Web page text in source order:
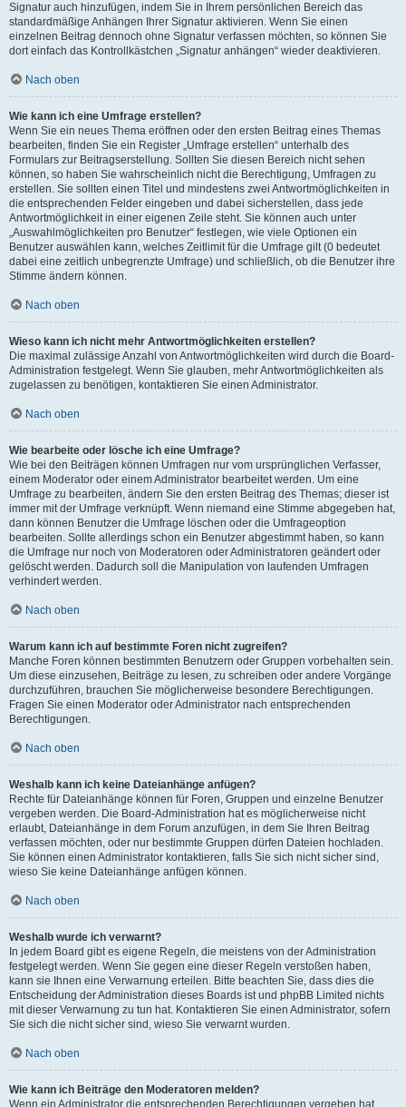
Signatur auch hinzufügen, indem Sie in Ihrem persönlichen Bereich das
standardmäßige Anhängen Ihrer Signatur aktivieren. Wenn Sie einen
einzelnen Beitrag dennoch ohne Signatur verfassen möchten, so können Sie
dort einfach das Kontrollkästchen „Signatur anhängen“ wieder deaktivieren.
Nach oben
Wie kann ich eine Umfrage erstellen?
Wenn Sie ein neues Thema eröffnen oder den ersten Beitrag eines Themas
bearbeiten, finden Sie ein Register „Umfrage erstellen“ unterhalb des
Formulars zur Beitragserstellung. Sollten Sie diesen Bereich nicht sehen
können, so haben Sie wahrscheinlich nicht die Berechtigung, Umfragen zu
erstellen. Sie sollten einen Titel und mindestens zwei Antwortmöglichkeiten in
die entsprechenden Felder eingeben und dabei sicherstellen, dass jede
Antwortmöglichkeit in einer eigenen Zeile steht. Sie können auch unter
„Auswahlmöglichkeiten pro Benutzer“ festlegen, wie viele Optionen ein
Benutzer auswählen kann, welches Zeitlimit für die Umfrage gilt (0 bedeutet
dabei eine zeitlich unbegrenzte Umfrage) und schließlich, ob die Benutzer ihre
Stimme ändern können.
Nach oben
Wieso kann ich nicht mehr Antwortmöglichkeiten erstellen?
Die maximal zulässige Anzahl von Antwortmöglichkeiten wird durch die Board-
Administration festgelegt. Wenn Sie glauben, mehr Antwortmöglichkeiten als
zugelassen zu benötigen, kontaktieren Sie einen Administrator.
Nach oben
Wie bearbeite oder lösche ich eine Umfrage?
Wie bei den Beiträgen können Umfragen nur vom ursprünglichen Verfasser,
einem Moderator oder einem Administrator bearbeitet werden. Um eine
Umfrage zu bearbeiten, ändern Sie den ersten Beitrag des Themas; dieser ist
immer mit der Umfrage verknüpft. Wenn niemand eine Stimme abgegeben hat,
dann können Benutzer die Umfrage löschen oder die Umfrageoption
bearbeiten. Sollte allerdings schon ein Benutzer abgestimmt haben, so kann
die Umfrage nur noch von Moderatoren oder Administratoren geändert oder
gelöscht werden. Dadurch soll die Manipulation von laufenden Umfragen
verhindert werden.
Nach oben
Warum kann ich auf bestimmte Foren nicht zugreifen?
Manche Foren können bestimmten Benutzern oder Gruppen vorbehalten sein.
Um diese einzusehen, Beiträge zu lesen, zu schreiben oder andere Vorgänge
durchzuführen, brauchen Sie möglicherweise besondere Berechtigungen.
Fragen Sie einen Moderator oder Administrator nach entsprechenden
Berechtigungen.
Nach oben
Weshalb kann ich keine Dateianhänge anfügen?
Rechte für Dateianhänge können für Foren, Gruppen und einzelne Benutzer
vergeben werden. Die Board-Administration hat es möglicherweise nicht
erlaubt, Dateianhänge in dem Forum anzufügen, in dem Sie Ihren Beitrag
verfassen möchten, oder nur bestimmte Gruppen dürfen Dateien hochladen.
Sie können einen Administrator kontaktieren, falls Sie sich nicht sicher sind,
wieso Sie keine Dateianhänge anfügen können.
Nach oben
Weshalb wurde ich verwarnt?
In jedem Board gibt es eigene Regeln, die meistens von der Administration
festgelegt werden. Wenn Sie gegen eine dieser Regeln verstoßen haben,
kann sie Ihnen eine Verwarnung erteilen. Bitte beachten Sie, dass dies die
Entscheidung der Administration dieses Boards ist und phpBB Limited nichts
mit dieser Verwarnung zu tun hat. Kontaktieren Sie einen Administrator, sofern
Sie sich die nicht sicher sind, wieso Sie verwarnt wurden.
Nach oben
Wie kann ich Beiträge den Moderatoren melden?
Wenn ein Administrator die entsprechenden Berechtigungen vergeben hat,